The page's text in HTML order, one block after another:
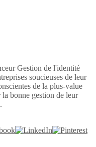
Gestion de l'identité
soucieuses de leur
de la plus-value
la bonne gestion de leur